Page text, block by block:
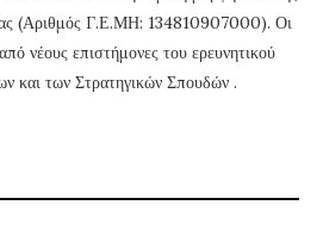
(Αριθμός Γ.Ε.ΜΗ: 134810907000). Οι
νέους επιστήμονες του ερευνητικού
και των Στρατηγικών Σπουδών .